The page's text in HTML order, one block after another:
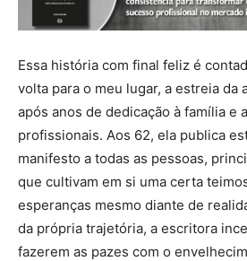
Essa história com final feliz é
volta para o meu lugar, a estreia da
após anos de dedicação à família e
profissionais. Aos 62, ela publica
manifesto a todas as pessoas,
que cultivam em si uma certa
esperanças mesmo diante de
da própria trajetória, a escritora
fazerem as pazes com o